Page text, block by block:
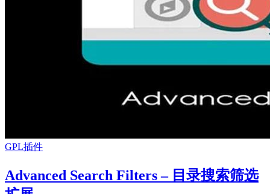
GPL插件
Advanced Search Filters – 目录搜索筛选